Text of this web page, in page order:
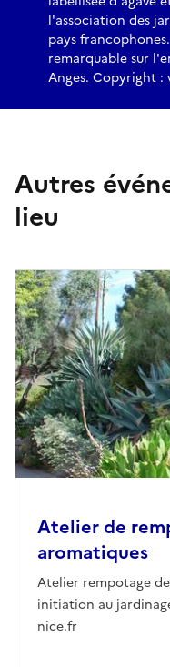
l'association des
pays
remarquable sur
Anges. Copyright :
Autres
lieu
Atelier de
aromatiques
Atelier rempotage
initiation au
nice.fr